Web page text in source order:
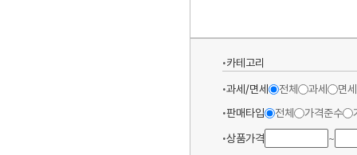
카테고리
과세/면세
전체 과세
면세
판매타입
전체 가격준수
상품가격
~